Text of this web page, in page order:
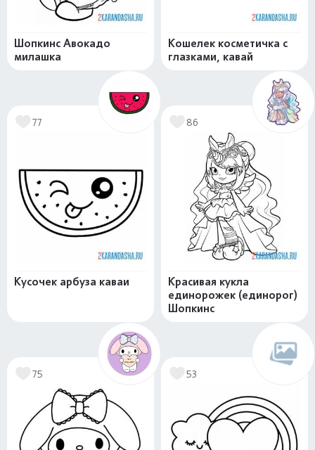
Шопкинс Авокадо
милашка
Кошелек косметичка с
глазками, кавай
77
Кусочек арбуза каваи
86
Красивая кукла
единорожек (единорог)
Шопкинс
75 53